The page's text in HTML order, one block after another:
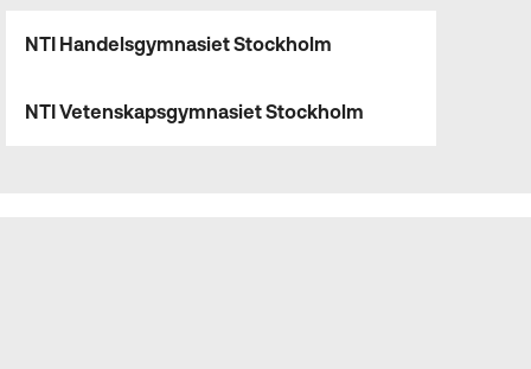
NTI Handelsgymnasiet Stockholm
NTI Vetenskapsgymnasiet Stockholm